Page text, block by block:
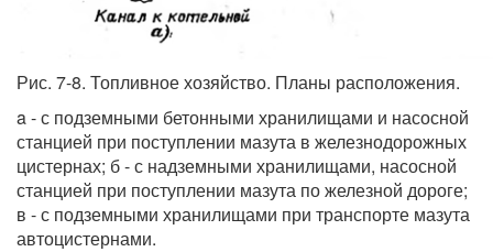
Рис. 7-8. Топливное хозяйство. Планы расположения.
a - с подземными бетонными хранилищами и насосной
станцией при поступлении мазута в железнодорожных
цистернах; б - с надземными хранилищами, насосной
станцией при поступлении мазута по железной дороге;
в - с подземными хранилищами при транспорте мазута
автоцистернами.